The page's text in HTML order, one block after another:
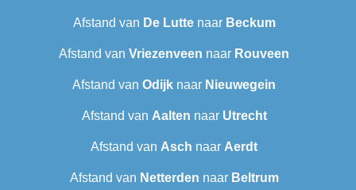
Afstand van De Luttenaar Beckum
Afstand van Vriezenveen naar Rouveen
Afstand van Odijk naar Nieuwegein
Afstand van Aalten naar Utrecht
Afstand van Asch naar Aerdt
Afstand van Netterden naar Beltrum